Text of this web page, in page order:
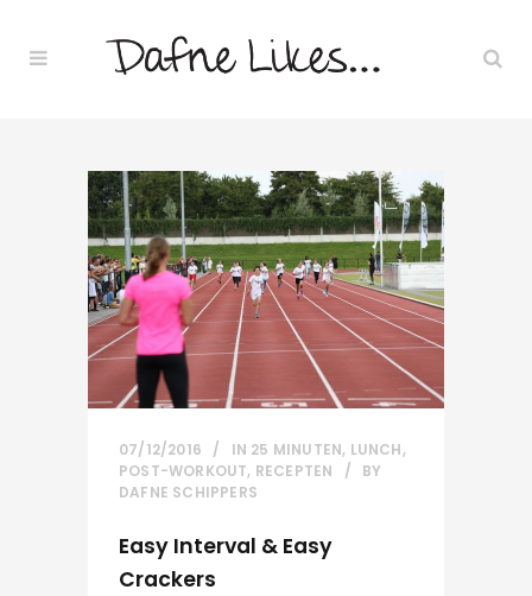
07/12/2016 IN 25 MINUTEN, LUNCH,
POST-WORKOUT, RECEPTEN
BY
DAFNE SCHIPPERS
Easy Interval & Easy
Crackers